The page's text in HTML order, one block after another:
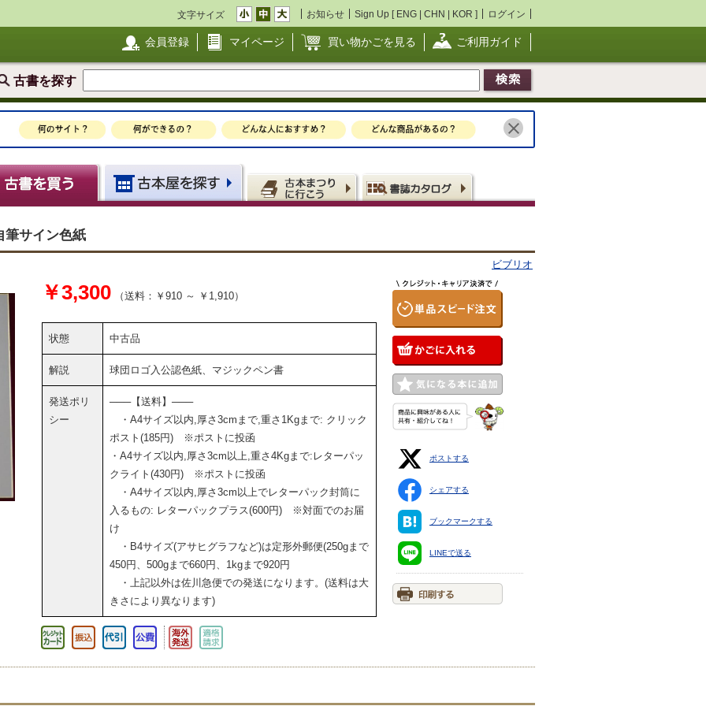
文字サイズ お知らせ Sign Up [ ENG | CHN | KOR ] ログイン
会員登録 マイページ 買い物かごを見る ご利用ガイド
古書を探す
筆サイン色紙
ビブリオ
￥3,300 （送料：￥910 ～ ￥1,910）
状態 中古品
解説 球団ロゴ入公認色紙、マジックペン書
発送ポリ
シー
───【送料】───
・A4サイズ以内,厚さ3cmまで,重さ1Kgまで: クリック
ポスト(185円) ※ポストに投函
・A4サイズ以内,厚さ3cm以上,重さ4Kgまで:レターパッ
クライト(430円) ※ポストに投函
・A4サイズ以内,厚さ3cm以上でレターパック封筒に
入るもの: レターパックプラス(600円) ※対面でのお届
け
・B4サイズ(アサヒグラフなど)は定形外郵便(250gまで
450円、500gまで660円、1kgまで920円
・上記以外は佐川急便での発送になります。(送料は大
きさにより異なります)
ポストする
シェアする
ブックマークする
LINEで送る